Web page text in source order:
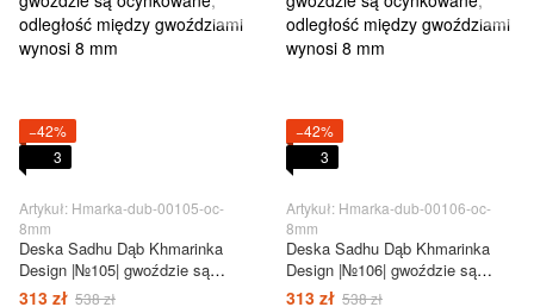
−42%
3
Artykuł: Hmarka-dub-00105-oc-
8mm
Deska Sadhu Dąb Khmarinka
Design |№105| gwoździe są
ocynkowane, odległość między
313 zł 538 zł
−42%
3
Artykuł: Hmarka-dub-00106-oc-
8mm
Deska Sadhu Dąb Khmarinka
Design |№106| gwoździe są
ocynkowane, odległość między
313 zł 538 zł